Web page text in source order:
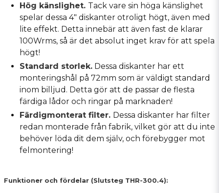
Hög känslighet. Tack vare sin höga känslighet
spelar dessa 4" diskanter otroligt högt, även med
lite effekt. Detta innebär att även fast de klarar
100Wrms, så är det absolut inget krav för att spela
högt!
Standard storlek. Dessa diskanter har ett
monteringshål på 72mm som är väldigt standard
inom billjud. Detta gör att de passar de flesta
färdiga lådor och ringar på marknaden!
Färdigmonterat filter. Dessa diskanter har filter
redan monterade från fabrik, vilket gör att du inte
behöver löda dit dem själv, och förebygger mot
felmontering!
Funktioner och fördelar (Slutsteg THR-300.4):